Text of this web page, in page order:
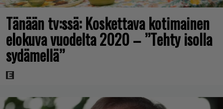
Tänään tv:ssä: Koskettava kotimainen
elokuva vuodelta 2020 – ”Tehty isolla
sydämellä”